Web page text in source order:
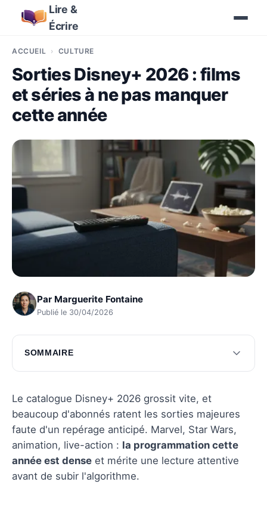
Lire &
Écrire
ACCUEIL CULTURE
Sorties Disney+ 2026 : films
et séries à ne pas manquer
cette année
Par Marguerite Fontaine
Publié le 30/04/2026
SOMMAIRE
Les pépites cinématographiques de 2026
Les séries qui captiveront votre attention
Questions fréquentes
Le catalogue Disney+ 2026 grossit vite, et
beaucoup d'abonnés ratent les sorties majeures
faute d'un repérage anticipé. Marvel, Star Wars,
animation, live-action : la programmation cette
année est dense et mérite une lecture attentive
avant de subir l'algorithme.